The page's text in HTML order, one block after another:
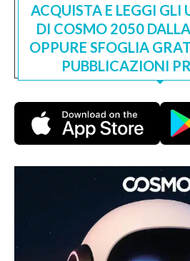
ACQUISTA E LEGGI GLI
DI COSMO 2050
OPPURE SFOGLIA
PUBBLICAZIONI